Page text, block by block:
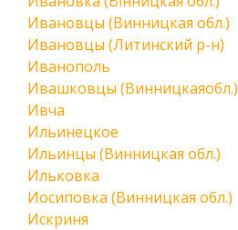
Ивановцы (Винницкая обл.)
Ивановцы (Литинский р-н)
Иванополь
Ивашковцы (Винницкаяобл.)
Ивча
Ильинецкое
Ильинцы (Винницкая обл.)
Ильковка
Иосиповка (Винницкая обл.)
Искриня